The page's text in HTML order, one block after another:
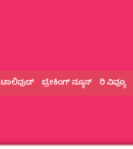
ಟಾಲಿವುಡ್ ಬ್ರೇಕಿಂಗ್‌ ನ್ಯೂಸ್ ರಿ ವಿವ್ಯೂ